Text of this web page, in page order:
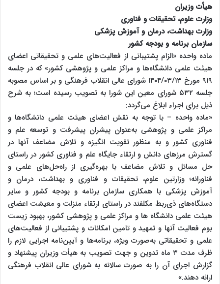
هیأت وزیران
وزارت علوم، تحقیقات و فناوری
وزارت بهداشت، درمان و آموزش پزشکی
سازمان برنامه و بودجه کشور
ماده واحده «الزام پشتیبانی از فعالیت­‌های علمی و تحقیقاتی اعضای
هیئت علمی دانشگاه­‌ها و مراکز علمی و پژوهشی کشور» که در جلسه
۹۱۹ مورخ ۱۴۰۴/۰۳/۱۳ شورای عالی انقلاب فرهنگی و بر اساس مصوبه
جلسه ۵۳۲ شورای معین این شورا به تصویب رسیده است؛ به شرح
ذیل برای اجراء ابلاغ می­‌گردد:
«ماده واحده – با توجه به نقش اعضای هیئت علمی دانشگاه­‌ها و
مراکز علمی و پژوهشی به‌عنوان پیشران پیشرفت و توسعه علم و
فناوری کشور و به منظور تقویت انگیزه و تلاش مضاعف آنها در
گسترش مرزهای دانش و ارتقاء جایگاه علم و فناوری کشور در راستای
حل مسائل و تلاش مضاعف با بهره‌گیری از راه‌­حل­‌های علمی و
فناورانه؛ وزارتین علوم، تحقیقات و فناوری و بهداشت، درمان و
آموزش پزشکی با همکاری سازمان برنامه و بودجه کشور و سایر
دستگاه‌های ذی‌ربط مکلفند در راستای ارتقاء منزلت و معیشت اعضای
هیئت علمی دانشگاه ­ها و مراکز علمی و پژوهشی کشور، بهبود زیست
بوم فعالیت آنها و تمهید و تامین امکانات و پشتیبانی از فعالیت­‌های
علمی و تحقیقاتی به‌صورت ویژه، برنامه­‌ها و آیین­‌نامه اجرایی لازم را
ظرف مدت ۳ ماه تدوین و جهت تصویب به هیأت وزیران پیشنهاد و
گزارش اجرای آن را به صورت سالانه به شورای عالی انقلاب فرهنگی
ارائه دهند.»